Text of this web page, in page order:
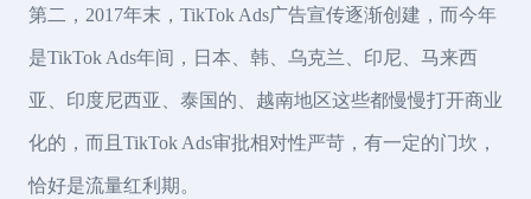
第二，2017年末，TikTok Ads广告宣传逐渐创建，而今年
是TikTok Ads年间，日本、韩、乌克兰、印尼、马来西
亚、印度尼西亚、泰国的、越南地区这些都慢慢打开商业
化的，而且TikTok Ads审批相对性严苛，有一定的门坎，
恰好是流量红利期。